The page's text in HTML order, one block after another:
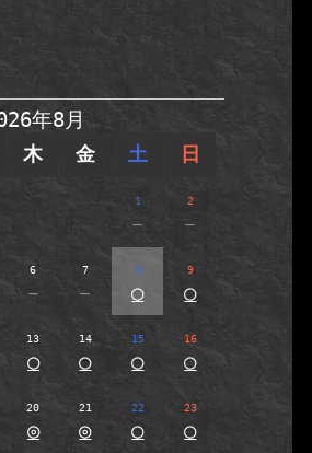
ム】新宿店(集合
年8月
木 金 土 日
1
－
2
－
6
－
7
－
8
○
9
○
13
○
14
○
15
○
16
○
20
◎
21
◎
22
○
23
○